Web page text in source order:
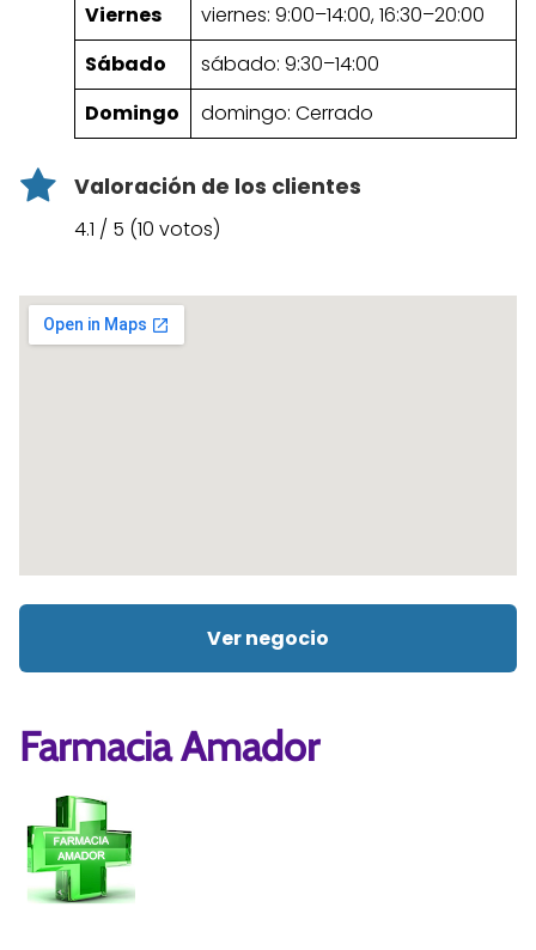
Viernes
viernes: 9:00–14:00, 16:30–20:00
Sábado
sábado: 9:30–14:00
Domingo
domingo: Cerrado
Valoración de los clientes
4.1 / 5 (10 votos)
Ver negocio
Farmacia Amador